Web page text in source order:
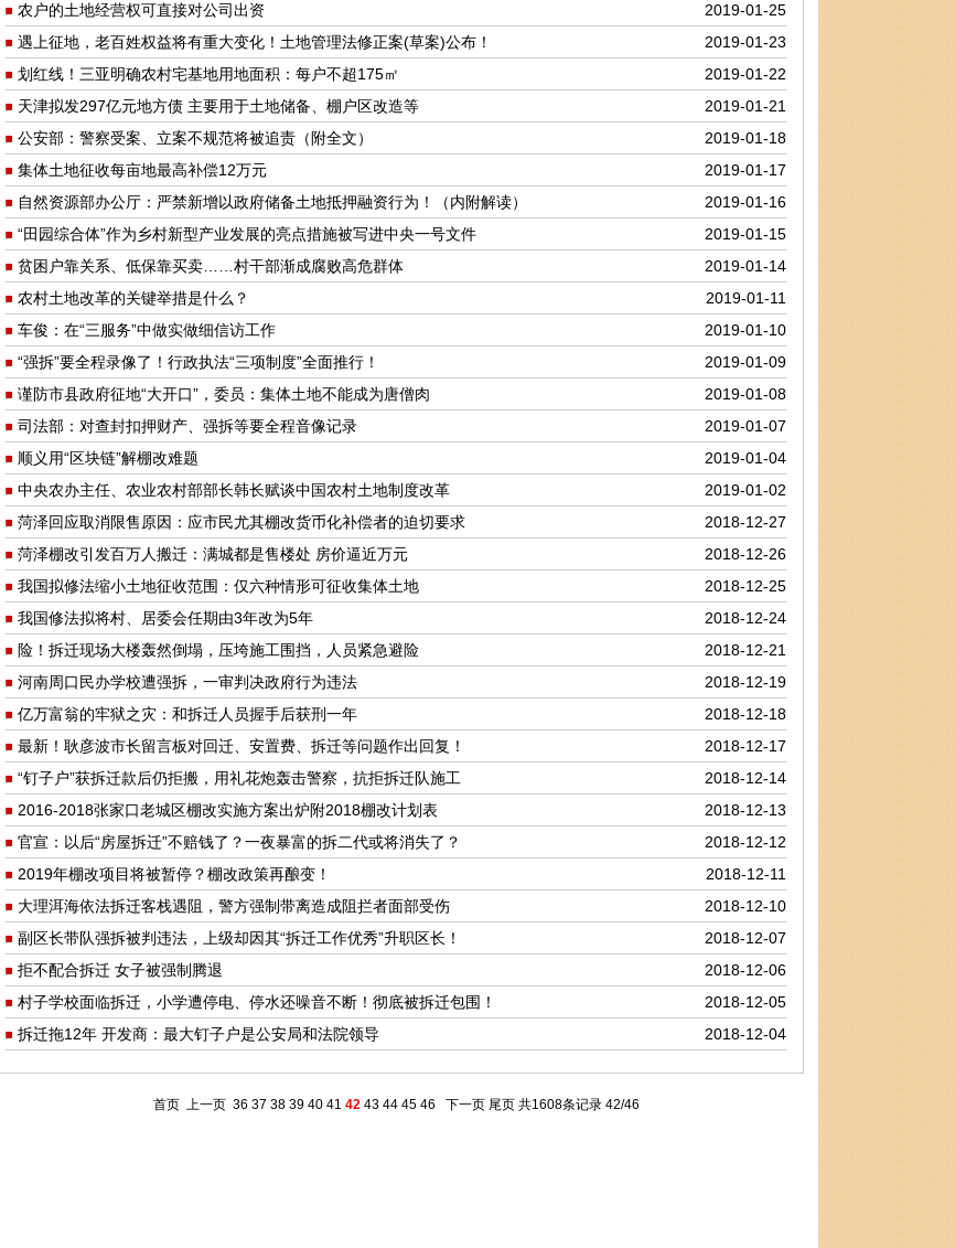
农户的土地经营权可直接对公司出资
2019-01-25
遇上征地，老百姓权益将有重大变化！土地管理法修正案(草案)公布！
2019-01-23
划红线！三亚明确农村宅基地用地面积：每户不超175㎡
2019-01-22
天津拟发297亿元地方债 主要用于土地储备、棚户区改造等
2019-01-21
公安部：警察受案、立案不规范将被追责（附全文）
2019-01-18
集体土地征收每亩地最高补偿12万元
2019-01-17
自然资源部办公厅：严禁新增以政府储备土地抵押融资行为！（内附解读）
2019-01-16
“田园综合体”作为乡村新型产业发展的亮点措施被写进中央一号文件
2019-01-15
贫困户靠关系、低保靠买卖……村干部渐成腐败高危群体
2019-01-14
农村土地改革的关键举措是什么？
2019-01-11
车俊：在“三服务”中做实做细信访工作
2019-01-10
“强拆”要全程录像了！行政执法“三项制度”全面推行！
2019-01-09
谨防市县政府征地“大开口”，委员：集体土地不能成为唐僧肉
2019-01-08
司法部：对查封扣押财产、强拆等要全程音像记录
2019-01-07
顺义用“区块链”解棚改难题
2019-01-04
中央农办主任、农业农村部部长韩长赋谈中国农村土地制度改革
2019-01-02
菏泽回应取消限售原因：应市民尤其棚改货币化补偿者的迫切要求
2018-12-27
菏泽棚改引发百万人搬迁：满城都是售楼处 房价逼近万元
2018-12-26
我国拟修法缩小土地征收范围：仅六种情形可征收集体土地
2018-12-25
我国修法拟将村、居委会任期由3年改为5年
2018-12-24
险！拆迁现场大楼轰然倒塌，压垮施工围挡，人员紧急避险
2018-12-21
河南周口民办学校遭强拆，一审判决政府行为违法
2018-12-19
亿万富翁的牢狱之灾：和拆迁人员握手后获刑一年
2018-12-18
最新！耿彦波市长留言板对回迁、安置费、拆迁等问题作出回复！
2018-12-17
“钉子户”获拆迁款后仍拒搬，用礼花炮轰击警察，抗拒拆迁队施工
2018-12-14
2016-2018张家口老城区棚改实施方案出炉附2018棚改计划表
2018-12-13
官宣：以后“房屋拆迁”不赔钱了？一夜暴富的拆二代或将消失了？
2018-12-12
2019年棚改项目将被暂停？棚改政策再酿变！
2018-12-11
大理洱海依法拆迁客栈遇阻，警方强制带离造成阻拦者面部受伤
2018-12-10
副区长带队强拆被判违法，上级却因其“拆迁工作优秀”升职区长！
2018-12-07
拒不配合拆迁 女子被强制腾退
2018-12-06
村子学校面临拆迁，小学遭停电、停水还噪音不断！彻底被拆迁包围！
2018-12-05
拆迁拖12年 开发商：最大钉子户是公安局和法院领导
2018-12-04
首页 上一页 36 37 38 39 40 41 42 43 44 45 46 下一页 尾页共1608条记录 42/46